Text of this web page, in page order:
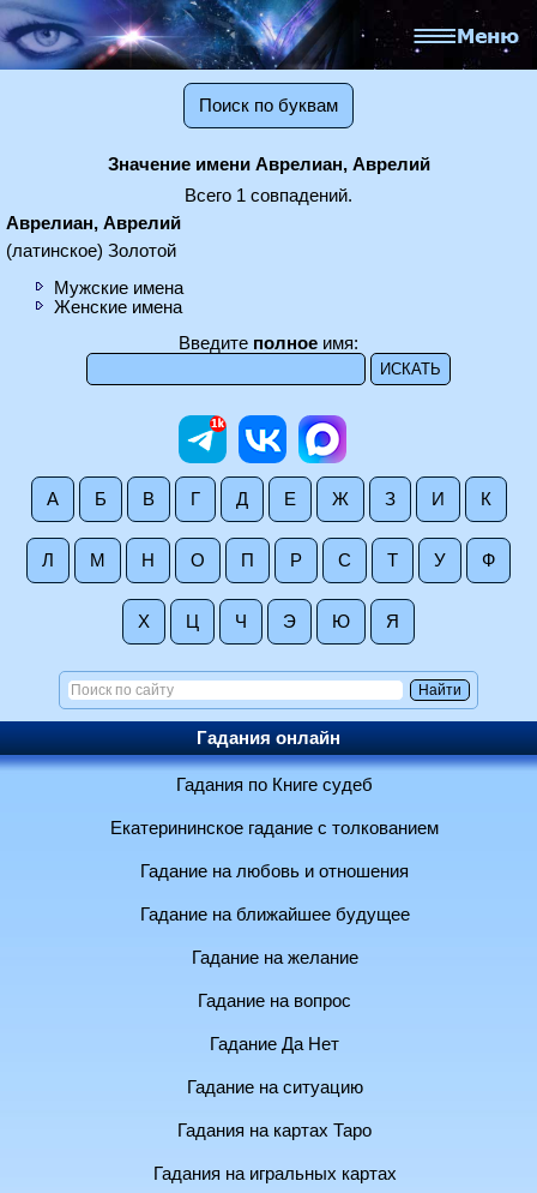
Поиск по буквам
Значение имени Аврелиан, Аврелий
Всего 1 совпадений.
Аврелиан, Аврелий
(латинское) Золотой
Мужские имена
Женские имена
Введите полное имя:
А Б В Г Д Е Ж З И К
Л М Н О П Р С Т У Ф
Х Ц Ч Э Ю Я
Гадания онлайн
Гадания по Книге судеб
Екатерининское гадание с толкованием
Гадание на любовь и отношения
Гадание на ближайшее будущее
Гадание на желание
Гадание на вопрос
Гадание Да Нет
Гадание на ситуацию
Гадания на картах Таро
Гадания на игральных картах